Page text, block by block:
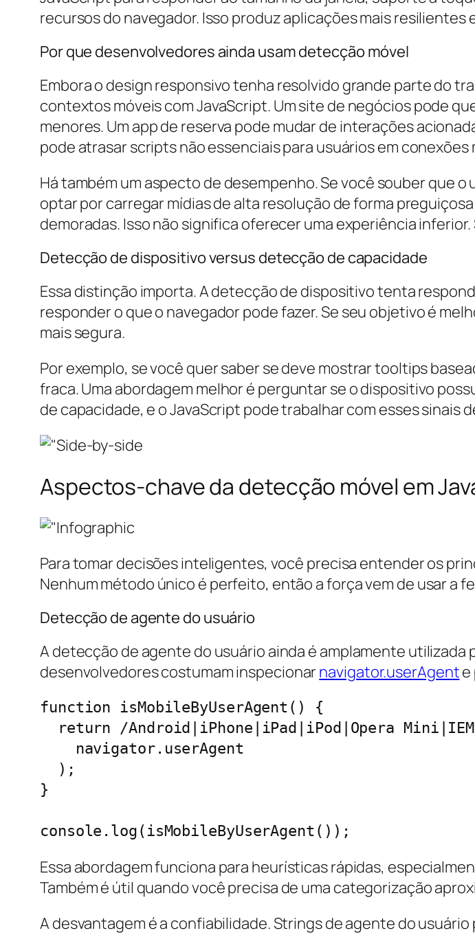
recursos do navegador. Isso produz aplicações mais resilientes
Por que desenvolvedores ainda usam detecção móvel
Embora o design responsivo tenha resolvido grande parte do
contextos móveis com JavaScript. Um site de negócios pode
menores. Um app de reserva pode mudar de interações
pode atrasar scripts não essenciais para usuários em
Há também um aspecto de desempenho. Se você souber que
optar por carregar mídias de alta resolução de forma
demoradas. Isso não significa oferecer uma experiência
Detecção de dispositivo versus detecção de capacidade
Essa distinção importa. A detecção de dispositivo tenta
responder o que o navegador pode fazer. Se seu objetivo é
mais segura.
Por exemplo, se você quer saber se deve mostrar tooltips
fraca. Uma abordagem melhor é perguntar se o dispositivo
de capacidade, e o JavaScript pode trabalhar com esses sinais
Aspectos-chave da detecção móvel em
Para tomar decisões inteligentes, você precisa entender os
Nenhum método único é perfeito, então a força vem de usar a
Detecção de agente do usuário
A detecção de agente do usuário ainda é amplamente utilizada
desenvolvedores costumam inspecionar navigator.userAgente
function isMobileByUserAgent() {
}
Essa abordagem funciona para heurísticas rápidas,
Também é útil quando você precisa de uma categorização
A desvantagem é a confiabilidade. Strings de agente do